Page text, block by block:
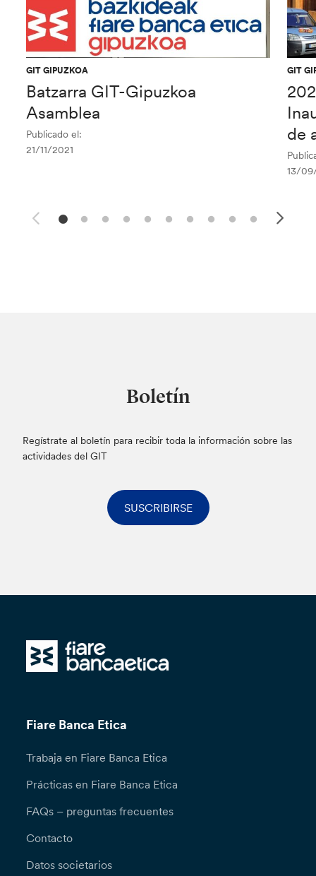
GIT GIPUZKOA
Batzarra GIT-Gipuzkoa
Asamblea
Publicado el:
21/11/2021
GIT
de
13/
Boletín
Regístrate al boletín para recibir toda la información sobre las
actividades del GIT
SUSCRIBIRSE
Fiare Banca Etica
Trabaja en Fiare Banca Etica
Prácticas en Fiare Banca Etica
FAQs – preguntas frecuentes
Contacto
Datos societarios